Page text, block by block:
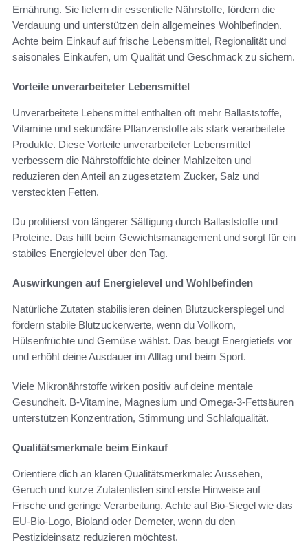
Ernährung. Sie liefern dir essentielle Nährstoffe, fördern die
Verdauung und unterstützen dein allgemeines Wohlbefinden.
Achte beim Einkauf auf frische Lebensmittel, Regionalität und
saisonales Einkaufen, um Qualität und Geschmack zu sichern.
Vorteile unverarbeiteter Lebensmittel
Unverarbeitete Lebensmittel enthalten oft mehr Ballaststoffe,
Vitamine und sekundäre Pflanzenstoffe als stark verarbeitete
Produkte. Diese Vorteile unverarbeiteter Lebensmittel
verbessern die Nährstoffdichte deiner Mahlzeiten und
reduzieren den Anteil an zugesetztem Zucker, Salz und
versteckten Fetten.
Du profitierst von längerer Sättigung durch Ballaststoffe und
Proteine. Das hilft beim Gewichtsmanagement und sorgt für ein
stabiles Energielevel über den Tag.
Auswirkungen auf Energielevel und Wohlbefinden
Natürliche Zutaten stabilisieren deinen Blutzuckerspiegel und
fördern stabile Blutzuckerwerte, wenn du Vollkorn,
Hülsenfrüchte und Gemüse wählst. Das beugt Energietiefs vor
und erhöht deine Ausdauer im Alltag und beim Sport.
Viele Mikronährstoffe wirken positiv auf deine mentale
Gesundheit. B-Vitamine, Magnesium und Omega-3-Fettsäuren
unterstützen Konzentration, Stimmung und Schlafqualität.
Qualitätsmerkmale beim Einkauf
Orientiere dich an klaren Qualitätsmerkmale: Aussehen,
Geruch und kurze Zutatenlisten sind erste Hinweise auf
Frische und geringe Verarbeitung. Achte auf Bio-Siegel wie das
EU-Bio-Logo, Bioland oder Demeter, wenn du den
Pestizideinsatz reduzieren möchtest.